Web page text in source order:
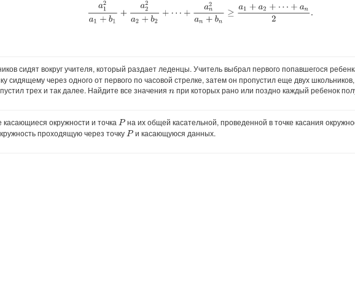
b1+ n2 a1 +a2+⋯+an2
сидят вокруг учителя, который раздает леденцы. Учитель выбрал первого попавшегося
сидящему через одного от первого по часовой стрелке, затем он пропустил еще двух
трех и так далее. Найдите все значения nпри которых рано или поздно каждый ребенок
касающиеся окружности и точка Pна их общей касательной, проведенной в точке касания
проходящую через точкуPи касающуюся данных.